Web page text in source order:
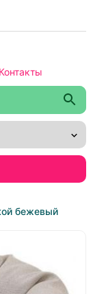
Контакты
бежевый